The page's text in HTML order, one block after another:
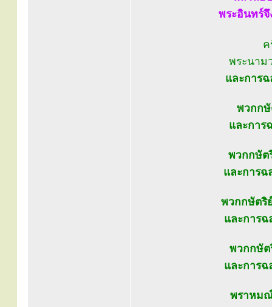
พระอินทร์
พระนาม
และการ
พวกกษั
และการ
พวกกษัต
และการฉ
พวกกษัตริ
และการฉ
พวกกษัต
และการฉ
พราหมณ์